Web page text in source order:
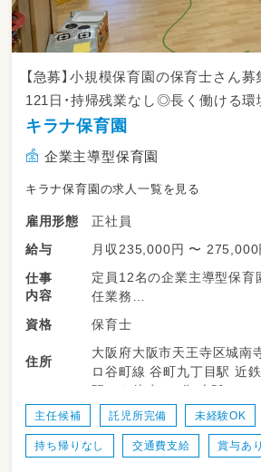
【急募】小規模保育園の保育士さん
121日・持帰残業なし◎長く働ける環
キラナ保育園
企業主導型保育園
キラナ保育園の求人一覧を見る
雇用形態
正社員
給与
月収235,000円 〜 275,000
仕事
内容
定員12名の企業主導型保育
任業務
・日々の保育計画作成と保育
・保護者さまの対応
・記録等に係る事務作業（全
＜ 保育の内容 ＞例
・7:30~9:00 自由遊び
・9:00~2歳児まではおやつ後
資格 保育士
住所
大阪府大阪市天王寺区城南寺町5-
ロ谷町線 谷町九丁目駅 近
駅から徒歩で5分 大阪メト
目駅から徒歩で10分 近鉄大阪線 大阪上本町駅
近鉄大阪線 大阪上本町駅か
メトロ谷町線 谷町九丁目駅
主任候補 託児所完備 未経験OK
持ち帰りなし 交通費支給 賞与あり